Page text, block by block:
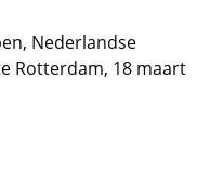
Nederlandse
Rotterdam, 18 maart